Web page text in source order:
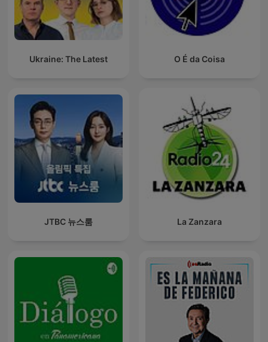
O É da Coisa
Ukraine: The Latest
La Zanzara
JTBC 뉴스룸